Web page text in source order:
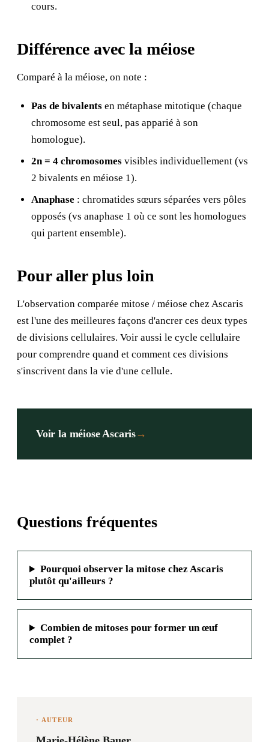
cours.
Différence avec la méiose
Comparé à la méiose, on note :
Pas de bivalents en métaphase mitotique (chaque
chromosome est seul, pas apparié à son
homologue).
2n = 4 chromosomes visibles individuellement (vs
2 bivalents en méiose 1).
Anaphase : chromatides sœurs séparées vers pôles
opposés (vs anaphase 1 où ce sont les homologues
qui partent ensemble).
Pour aller plus loin
L'observation comparée mitose / méiose chez Ascaris
est l'une des meilleures façons d'ancrer ces deux types
de divisions cellulaires. Voir aussi le cycle cellulaire
pour comprendre quand et comment ces divisions
s'inscrivent dans la vie d'une cellule.
Voir la méiose Ascaris→
Questions fréquentes
Pourquoi observer la mitose chez Ascaris
plutôt qu'ailleurs ?
Combien de mitoses pour former un œuf
complet ?
· AUTEUR